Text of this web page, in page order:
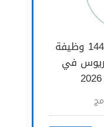
وظائف شركة جسارة 144 وظيفة
في